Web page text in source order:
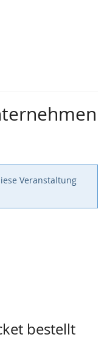
Veranstaltung
bestellt